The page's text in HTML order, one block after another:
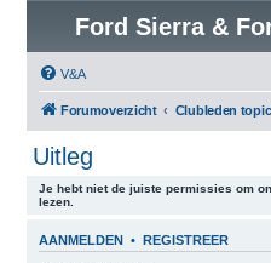
Ford Sierra &
V&A
Forumoverzicht Clubleden
Uitleg
Je hebt niet de juiste permissies om
lezen.
AANMELDEN • REGISTREER